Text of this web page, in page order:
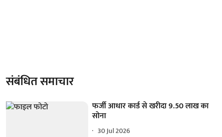
संबंधित समाचार
फर्जी आधार कार्ड से खरीदा 9.50 लाख का
सोना
30 Jul 2026